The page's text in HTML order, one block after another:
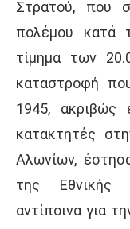
Στρατού, που
πολέμου κατά
τίμημα των
καταστροφή
1945, ακριβώς
κατακτητές
Αλωνίων,
της Εθνικής
αντίποινα για